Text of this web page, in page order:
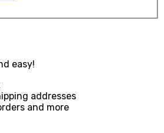
easy!
addresses
and more